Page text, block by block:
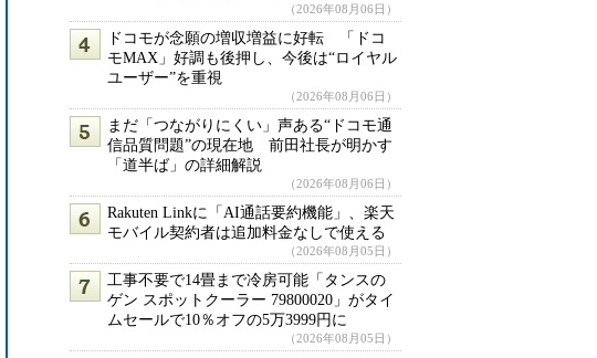
（2026年08月06日）
ドコモが念願の増収増益に好転 「ドコ
モMAX」好調も後押し、今後は“ロイヤル
ユーザー”を重視
（2026年08月06日）
まだ「つながりにくい」声ある“ドコモ通
信品質問題”の現在地 前田社長が明かす
「道半ば」の詳細解説
（2026年08月06日）
Rakuten Linkに「AI通話要約機能」、楽天
モバイル契約者は追加料金なしで使える
（2026年08月05日）
工事不要で14畳まで冷房可能「タンスの
ゲン スポットクーラー 79800020」がタイ
ムセールで10％オフの5万3999円に
（2026年08月05日）